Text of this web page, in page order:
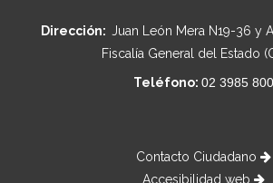
Dirección: Juan León Mera N19-36 y
Fiscalía General del Estado
Teléfono: 02 3985 800
Contacto Ciudadano
Accesibilidad web